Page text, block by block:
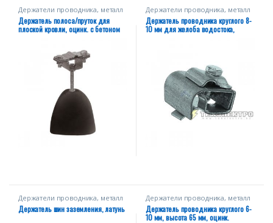
Держатели проводника, металл
Держатель полоса/пруток для
плоской кровли, оцинк. с бетоном
Держатели проводника, металл
Держатель проводника круглого 8-
10 мм для желоба водостока,
Держатели проводника, металл
Держатель шин заземления, латунь
Держатели проводника, металл
Держатель проводника круглого 6-
10 мм, высота 65 мм, оцинк.